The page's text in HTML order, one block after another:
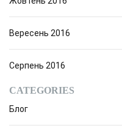
Вересень 2016
Серпень 2016
CATEGORIES
Блог